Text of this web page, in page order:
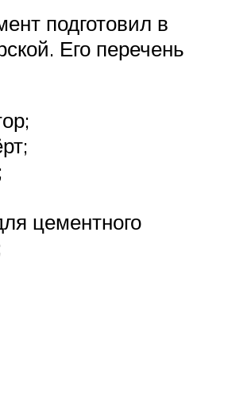
подготовил в
Его перечень
цементного